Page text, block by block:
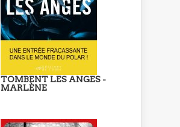
TOMBENT LES ANGES -
MARLÈNE